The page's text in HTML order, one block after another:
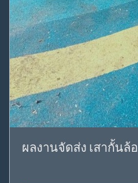
ผลงานจัดส่ง เสากั้นล้อ